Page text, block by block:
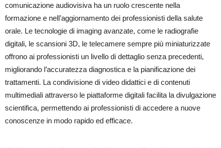
comunicazione audiovisiva ha un ruolo crescente nella
formazione e nell’aggiornamento dei professionisti della salute
orale. Le tecnologie di imaging avanzate, come le radiografie
digitali, le scansioni 3D, le telecamere sempre più miniaturizzate
offrono ai professionisti un livello di dettaglio senza precedenti,
migliorando l’accuratezza diagnostica e la pianificazione dei
trattamenti. La condivisione di video didattici e di contenuti
multimediali attraverso le piattaforme digitali facilita la divulgazione
scientifica, permettendo ai professionisti di accedere a nuove
conoscenze in modo rapido ed efficace.